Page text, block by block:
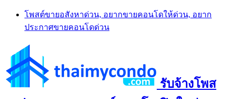
Skip
content
โพสต์ขายอสังหาด่วน, อยากขายคอนโดให้ด่วน, อยาก
ประกาศขายคอนโดด่วน
รับจ้างโพส